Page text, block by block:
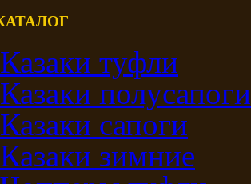
Казаки туфли
Казаки полусапоги
Казаки сапоги
Казаки зимние